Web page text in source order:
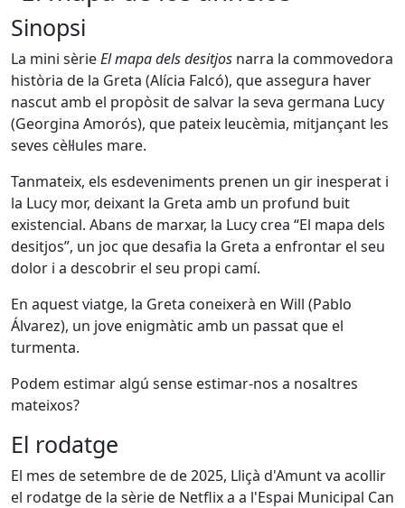
Sinopsi
La mini sèrieEl mapa dels desitjos narra la commovedora
història de la Greta (Alícia Falcó), que assegura haver
nascut amb el propòsit de salvar la seva germana Lucy
(Georgina Amorós), que pateix leucèmia, mitjançant les
seves cèl·lules mare.
Tanmateix, els esdeveniments prenen un gir inesperat i
la Lucy mor, deixant la Greta amb un profund buit
existencial. Abans de marxar, la Lucy crea “El mapa dels
desitjos”, un joc que desafia la Greta a enfrontar el seu
dolor i a descobrir el seu propi camí.
En aquest viatge, la Greta coneixerà en Will (Pablo
Álvarez), un jove enigmàtic amb un passat que el
turmenta.
Podem estimar algú sense estimar-nos a nosaltres
mateixos?
El rodatge
El mes de setembre de de 2025, Lliçà d'Amunt va acollir
el rodatge de la sèrie de Netflix a a l'Espai Municipal Can